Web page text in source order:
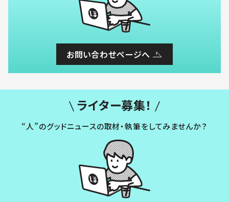
お問い合わせページへ
ライター募集！
“人”のグッドニュースの取材・執筆をしてみませんか？